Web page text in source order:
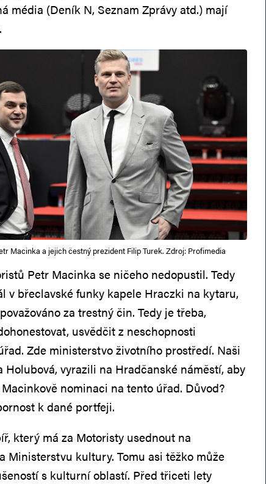
média (Deník N, Seznam Zprávy atd.) mají
Macinka a jejich čestný prezident Filip Turek. Zdroj: Profimedia
Petr Macinka se ničeho nedopustil. Tedy
v břeclavské funky kapele Hraczki na kytaru,
za trestný čin. Tedy je třeba,
usvědčit z neschopnosti
Zde ministerstvo životního prostředí. Naši
Holubová, vyrazili na Hradčanské náměstí, aby
nominaci na tento úřad. Důvod?
k dané portfeji.
který má za Motoristy usednout na
Ministerstvu kultury. Tomu asi těžko může
s kulturní oblastí. Před třiceti lety